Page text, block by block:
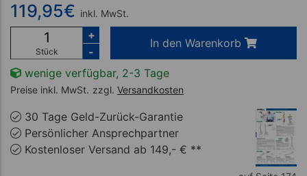
119,95€ inkl. MwSt.
Stück
+
-
In den Warenkorb
wenige verfügbar, 2-3 Tage
Preise inkl. MwSt. zzgl. Versandkosten
30 Tage Geld-Zurück-Garantie
Persönlicher Ansprechpartner
Kostenloser Versand ab 149,- € **